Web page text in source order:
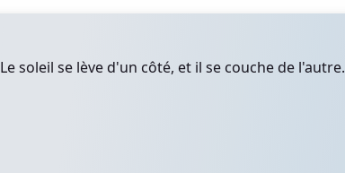
Le soleil se lève d'un côté, et il se couche de l'autre.